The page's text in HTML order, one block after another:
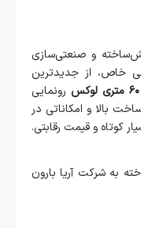
صنعتی‌سازی
جدیدترین
رونمایی
امکاناتی در
رقابتی.
آریا بارون